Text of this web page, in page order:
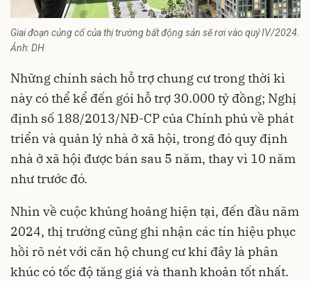
Giai đoạn củng cố của thị trường bất động sản sẽ rơi vào quý IV/2024.
Ảnh: DH
Những chính sách hỗ trợ chung cư trong thời kì
này có thể kể đến gói hỗ trợ 30.000 tỷ đồng; Nghị
định số 188/2013/NĐ-CP của Chính phủ về phát
triển và quản lý nhà ở xã hội, trong đó quy định
nhà ở xã hội được bán sau 5 năm, thay vì 10 năm
như trước đó.
Nhìn về cuộc khủng hoảng hiện tại, đến đầu năm
2024, thị trường cũng ghi nhận các tín hiệu phục
hồi rõ nét với căn hộ chung cư khi đây là phân
khúc có tốc độ tăng giá và thanh khoản tốt nhất.